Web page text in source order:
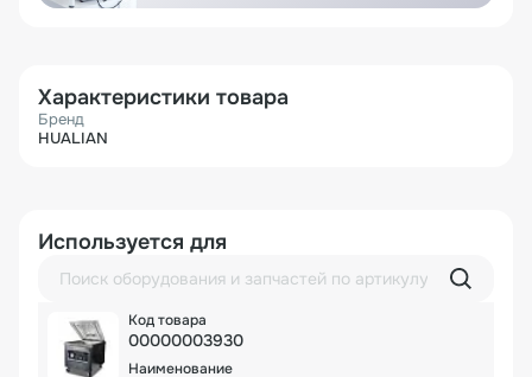
Характеристики товара
Бренд
HUALIAN
Используется для
00000003930